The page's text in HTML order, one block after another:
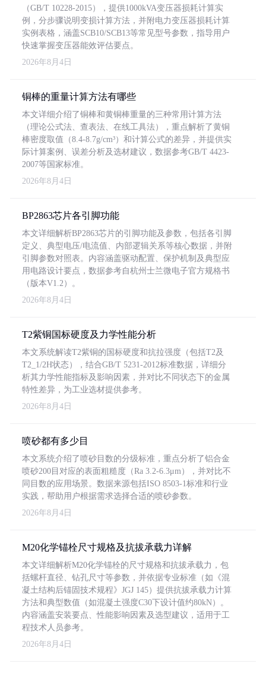
（GB/T 10228-2015），提供1000kVA变压器损耗计算实
例，分步骤说明变损计算方法，并附电力变压器损耗计算
实例表格，涵盖SCB10/SCB13等常见型号参数，指导用户
快速掌握变压器能效评估要点。
2026年8月4日
铜棒的重量计算方法有哪些
本文详细介绍了铜棒和黄铜棒重量的三种常用计算方法
（理论公式法、查表法、在线工具法），重点解析了黄铜
棒密度取值（8.4-8.7g/cm³）和计算公式的差异，并提供实
际计算案例、误差分析及选材建议，数据参考GB/T 4423-
2007等国家标准。
2026年8月4日
BP2863芯片各引脚功能
本文详细解析BP2863芯片的引脚功能及参数，包括各引脚
定义、典型电压/电流值、内部逻辑关系等核心数据，并附
引脚参数对照表。内容涵盖驱动配置、保护机制及典型应
用电路设计要点，数据参考自杭州士兰微电子官方规格书
（版本V1.2）。
2026年8月4日
T2紫铜国标硬度及力学性能分析
本文系统解读T2紫铜的国标硬度和抗拉强度（包括T2及
T2_1/2H状态），结合GB/T 5231-2012标准数据，详细分
析其力学性能指标及影响因素，并对比不同状态下的金属
特性差异，为工业选材提供参考。
2026年8月4日
喷砂都有多少目
本文系统介绍了喷砂目数的分级标准，重点分析了铝合金
喷砂200目对应的表面粗糙度（Ra 3.2-6.3μm），并对比不
同目数的应用场景。数据来源包括ISO 8503-1标准和行业
实践，帮助用户根据需求选择合适的喷砂参数。
2026年8月4日
M20化学锚栓尺寸规格及抗拔承载力详解
本文详细解析M20化学锚栓的尺寸规格和抗拔承载力，包
括螺杆直径、钻孔尺寸等参数，并依据专业标准（如《混
凝土结构后锚固技术规程》JGJ 145）提供抗拔承载力计算
方法和典型数值（如混凝土强度C30下设计值约80kN）。
内容涵盖安装要点、性能影响因素及选型建议，适用于工
程技术人员参考。
2026年8月4日